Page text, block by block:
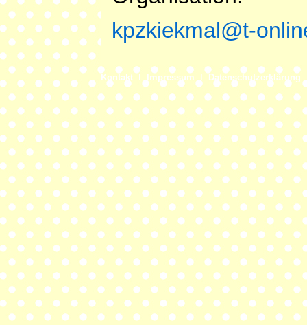
kpzkiekmal@t-
Kontakt ǀ Impressum ǀ Datenschutzerklärung